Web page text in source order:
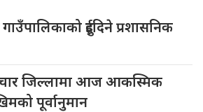
दुईदिने प्रशासनिक
जिल्लामा आज आकस्मिक
पूर्वानुमान